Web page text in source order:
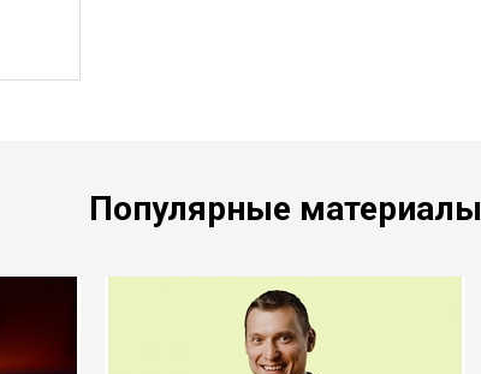
Популярные материалы